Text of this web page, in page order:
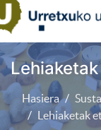
Hasiera
Lehiaketak